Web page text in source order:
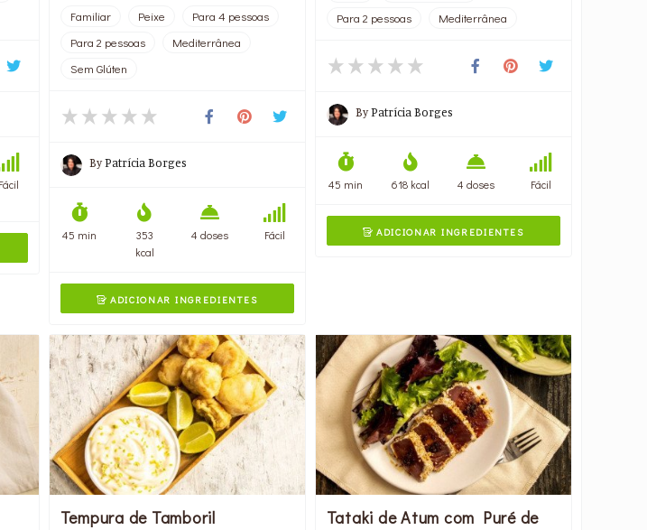
Fácil
Familiar Peixe
Para 4 pessoas
Para 2 pessoas
Mediterrânea
Sem Glúten
ByPatrícia Borges
45 min
353
kcal
4 doses Fácil
 ADICIONAR INGREDIENTES
Para 2 pessoas
Mediterrânea
ByPatrícia Borges
45 min 618 kcal 4 doses Fácil
 ADICIONAR INGREDIENTES
Tempura de Tamboril
Tataki de Atum com Puré de